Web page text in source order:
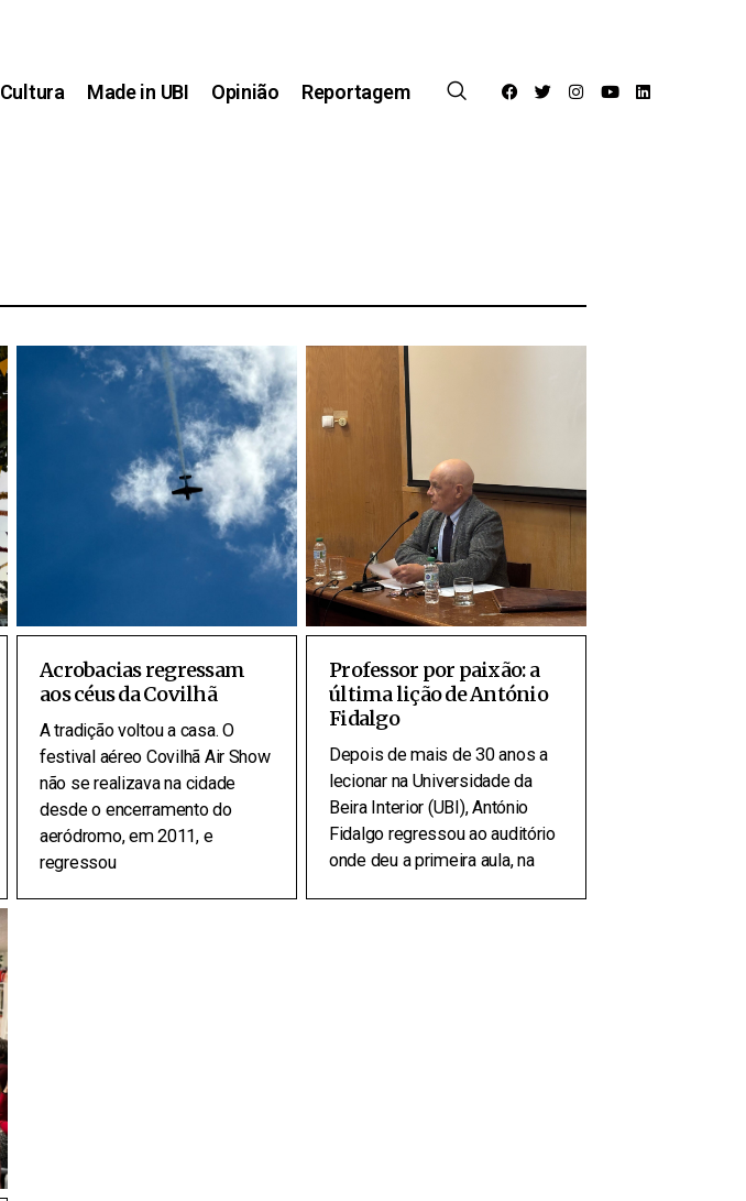
Cultura Made in UBI Opinião Reportagem
Acrobacias regressam
aos céus da Covilhã
A tradição voltou a casa. O
festival aéreo Covilhã Air Show
não se realizava na cidade
desde o encerramento do
aeródromo, em 2011, e
regressou
Professor por paixão: a
última lição de António
Fidalgo
Depois de mais de 30 anos a
lecionar na Universidade da
Beira Interior (UBI), António
Fidalgo regressou ao auditório
onde deu a primeira aula, na